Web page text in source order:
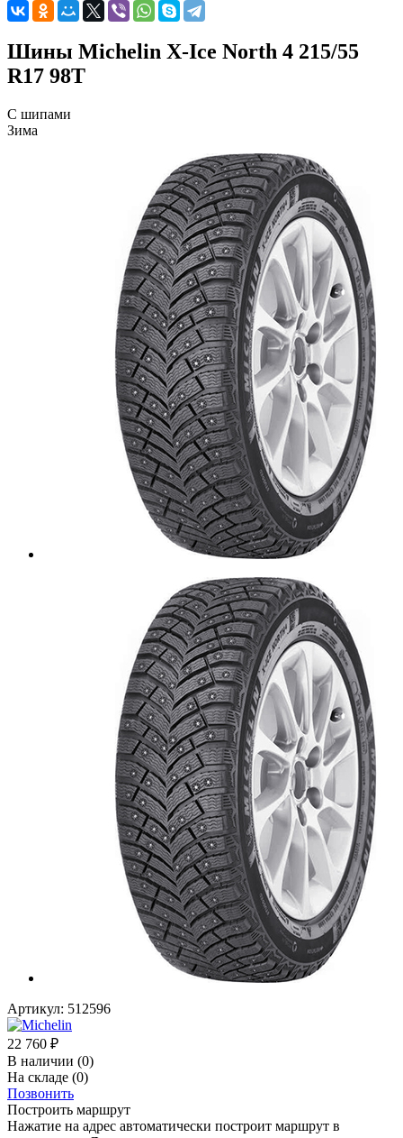
Шины Michelin X-Ice North 4 215/55
R17 98T
С шипами
Зима
Артикул: 512596
22 760 ₽
В наличии (0)
На складе (0)
Позвонить
Построить маршрут
Нажатие на адрес автоматически построит маршрут в